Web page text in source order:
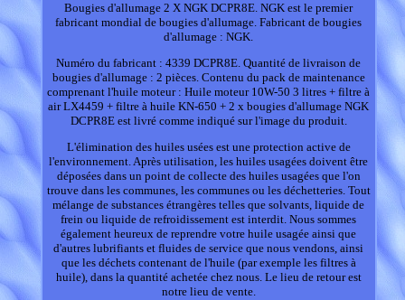
Bougies d'allumage 2 X NGK DCPR8E. NGK est le premier
fabricant mondial de bougies d'allumage. Fabricant de bougies
d'allumage : NGK.
Numéro du fabricant : 4339 DCPR8E. Quantité de livraison de
bougies d'allumage : 2 pièces. Contenu du pack de maintenance
comprenant l'huile moteur : Huile moteur 10W-50 3 litres + filtre à
air LX4459 + filtre à huile KN-650 + 2 x bougies d'allumage NGK
DCPR8E est livré comme indiqué sur l'image du produit.
L'élimination des huiles usées est une protection active de
l'environnement. Après utilisation, les huiles usagées doivent être
déposées dans un point de collecte des huiles usagées que l'on
trouve dans les communes, les communes ou les déchetteries. Tout
mélange de substances étrangères telles que solvants, liquide de
frein ou liquide de refroidissement est interdit. Nous sommes
également heureux de reprendre votre huile usagée ainsi que
d'autres lubrifiants et fluides de service que nous vendons, ainsi
que les déchets contenant de l'huile (par exemple les filtres à
huile), dans la quantité achetée chez nous. Le lieu de retour est
notre lieu de vente.